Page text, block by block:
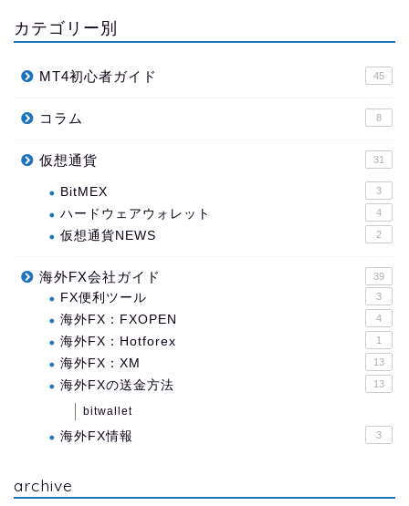
カテゴリー別
MT4初心者ガイド 45
コラム 8
仮想通貨 31
BitMEX 3
ハードウェアウォレット 4
仮想通貨NEWS 2
海外FX会社ガイド 39
FX便利ツール 3
海外FX：FXOPEN 4
海外FX：Hotforex 1
海外FX：XM 13
海外FXの送金方法 13
bitwallet
海外FX情報 3
archive